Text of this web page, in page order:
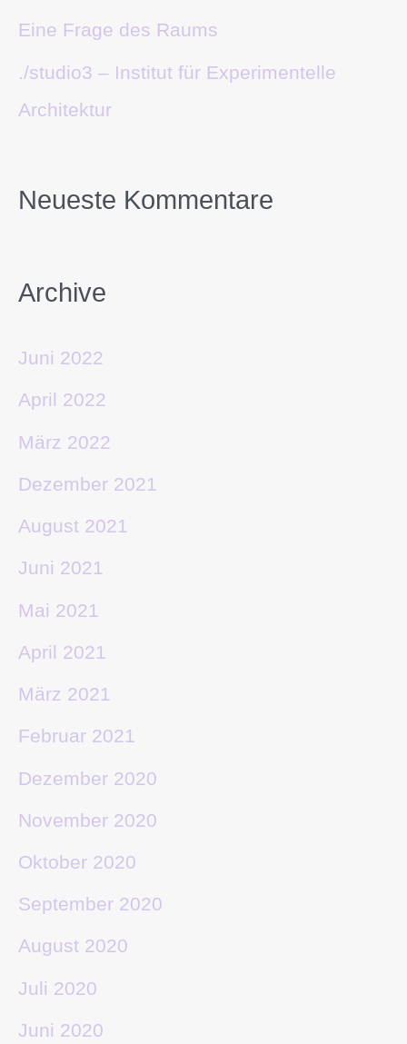
Eine Frage des Raums
./studio3 – Institut für Experimentelle
Architektur
Neueste Kommentare
Archive
Juni 2022
April 2022
März 2022
Dezember 2021
August 2021
Juni 2021
Mai 2021
April 2021
März 2021
Februar 2021
Dezember 2020
November 2020
Oktober 2020
September 2020
August 2020
Juli 2020
Juni 2020